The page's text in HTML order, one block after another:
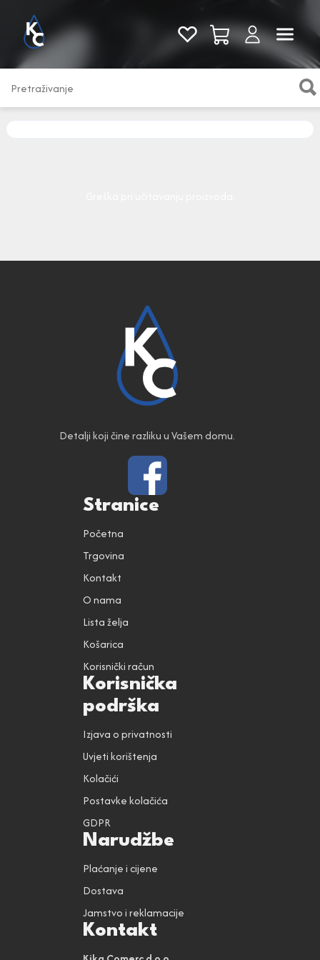
Pogledaj sve
Detalji koji čine razliku u Vašem domu.
Stranice
Početna
Trgovina
Kontakt
O nama
Lista želja
Košarica
Korisnički račun
Korisnička
podrška
Izjava o privatnosti
Uvjeti korištenja
Kolačići
Postavke kolačića
GDPR
Narudžbe
Plaćanje i cijene
Dostava
Jamstvo i reklamacije
Kontakt